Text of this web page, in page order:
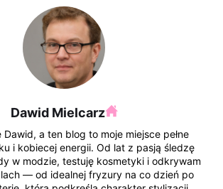
k
e
dI
n
k
o
p
d
di
t
Dawid Mielcarz
Dawid, a ten blog to moje miejsce pełne
i kobiecej energii. Od lat z pasją śledzę
w modzie, testuję kosmetyki i odkrywam
— od idealnej fryzury na co dzień po